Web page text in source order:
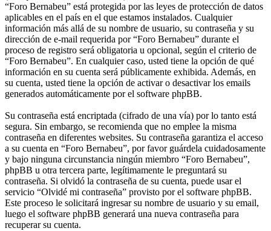
“Foro Bernabeu” está protegida por las leyes de protección de datos
aplicables en el país en el que estamos instalados. Cualquier
información más allá de su nombre de usuario, su contraseña y su
dirección de e-mail requerida por “Foro Bernabeu” durante el
proceso de registro será obligatoria u opcional, según el criterio de
“Foro Bernabeu”. En cualquier caso, usted tiene la opción de qué
información en su cuenta será públicamente exhibida. Además, en
su cuenta, usted tiene la opción de activar o desactivar los emails
generados automáticamente por el software phpBB.
Su contraseña está encriptada (cifrado de una vía) por lo tanto está
segura. Sin embargo, se recomienda que no emplee la misma
contraseña en diferentes websites. Su contraseña garantiza el acceso
a su cuenta en “Foro Bernabeu”, por favor guárdela cuidadosamente
y bajo ninguna circunstancia ningún miembro “Foro Bernabeu”,
phpBB u otra tercera parte, legítimamente le preguntará su
contraseña. Si olvidó la contraseña de su cuenta, puede usar el
servicio “Olvidé mi contraseña” provisto por el software phpBB.
Este proceso le solicitará ingresar su nombre de usuario y su email,
luego el software phpBB generará una nueva contraseña para
recuperar su cuenta.